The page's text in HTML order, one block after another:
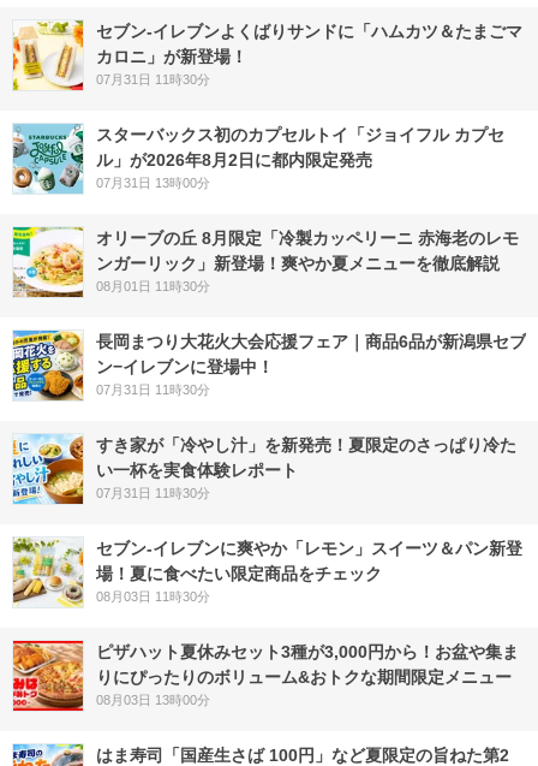
セブン‐イレブンよくばりサンドに「ハムカツ＆たまごマ
カロニ」が新登場！
07月31日 11時30分
スターバックス初のカプセルトイ「ジョイフル カプセ
ル」が2026年8月2日に都内限定発売
07月31日 13時00分
オリーブの丘 8月限定「冷製カッペリーニ 赤海老のレモ
ンガーリック」新登場！爽やか夏メニューを徹底解説
08月01日 11時30分
長岡まつり大花火大会応援フェア｜商品6品が新潟県セブ
ン−イレブンに登場中！
07月31日 11時30分
すき家が「冷やし汁」を新発売！夏限定のさっぱり冷た
い一杯を実食体験レポート
07月31日 11時30分
セブン‐イレブンに爽やか「レモン」スイーツ＆パン新登
場！夏に食べたい限定商品をチェック
08月03日 11時30分
ピザハット夏休みセット3種が3,000円から！お盆や集ま
りにぴったりのボリューム&おトクな期間限定メニュー
08月03日 13時00分
はま寿司「国産生さば 100円」など夏限定の旨ねた第2